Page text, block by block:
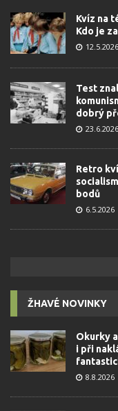
Kvíz na
Kdo je
12.5.2026
Test
dobrý
23.6.2026
Retro
bodů
6.5.2026
ŽHAVÉ NOVINKY
Okurky
i při
8.8.2026